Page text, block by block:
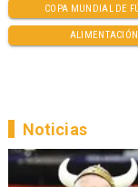
COPA MUNDIAL DE
ALIMENTACIÓN
Noticias